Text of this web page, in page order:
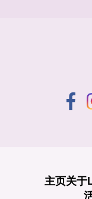
主页关于